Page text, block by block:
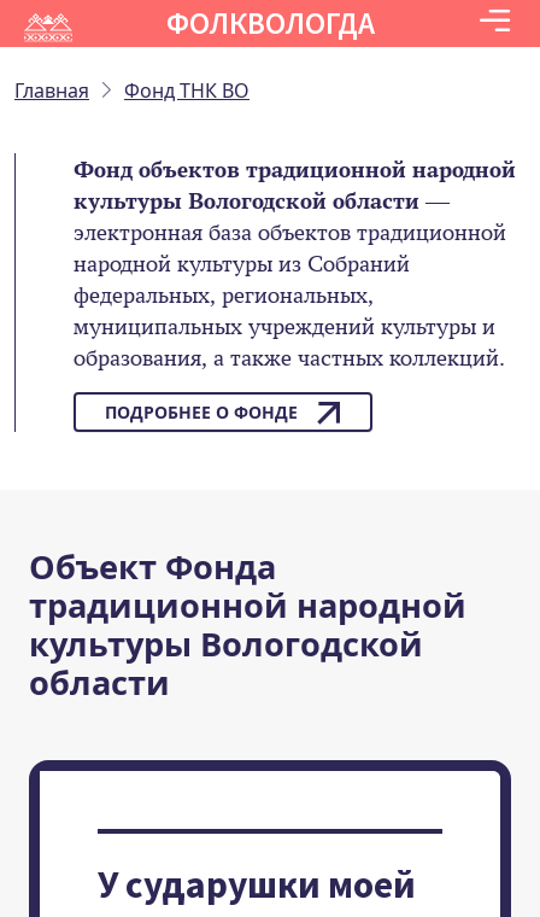
ФОЛКВОЛОГДА
Главная Фонд ТНК ВО
Фонд объектов традиционной народной
культуры Вологодской области—
электронная база объектов традиционной
народной культуры из Собраний
федеральных, региональных,
муниципальных учреждений культуры и
образования, а также частных коллекций.
ПОДРОБНЕЕ О ФОНДЕ
Объект Фонда
традиционной народной
культуры Вологодской
области
У сударушки моей